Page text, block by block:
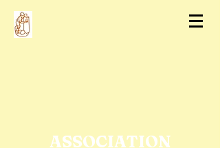
ASSOCIATION